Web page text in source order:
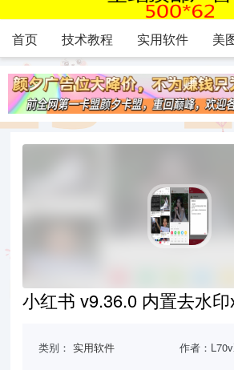
首页 技术教程 实用软件 美
小红书 v9.36.0 内置去水
类别：实用软件 作者：